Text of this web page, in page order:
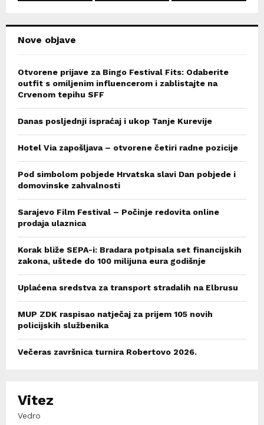
Nove objave
Otvorene prijave za Bingo Festival Fits: Odaberite
outfit s omiljenim influencerom i zablistajte na
Crvenom tepihu SFF
Danas posljednji ispraćaj i ukop Tanje Kurevije
Hotel Via zapošljava – otvorene četiri radne pozicije
Pod simbolom pobjede Hrvatska slavi Dan pobjede i
domovinske zahvalnosti
Sarajevo Film Festival – Počinje redovita online
prodaja ulaznica
Korak bliže SEPA-i: Bradara potpisala set financijskih
zakona, uštede do 100 milijuna eura godišnje
Uplaćena sredstva za transport stradalih na Elbrusu
MUP ZDK raspisao natječaj za prijem 105 novih
policijskih službenika
Večeras završnica turnira Robertovo 2026.
Vitez
Vedro